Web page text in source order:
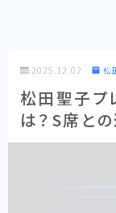
2025.12.02 松
松田聖子プ
は？S席と